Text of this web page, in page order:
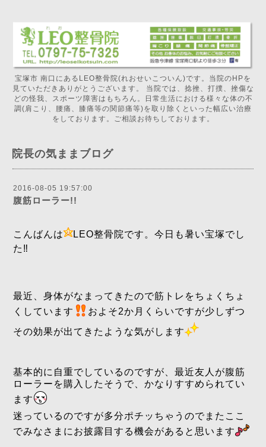
宝塚市 南口にあるLEO整骨院(れおせいこついん)です。当院のHPを
見ていただきありがとうございます。 当院では、捻挫、打撲、挫傷な
どの怪我、スポーツ障害はもちろん。日常生活における様々な体の不
調(肩こり、腰痛、膝痛等の関節痛等)を取り除くといった幅広い治療
をしております。ご相談お待ちしております。
院長の気ままブログ
2016-08-05 19:57:00
腹筋ローラー!!
こんばんは
LEO整骨院です。今日も暑い宝塚でし
た‼️
最近、身体がなまってきたので筋トレをちょくちょ
くしています
およそ2か月くらいですが少しずつ
その効果が出てきたような気がします
基本的に自重でしているのですが、最近友人が腹筋
ローラーを購入したそうで、かなりすすめられてい
ます
迷っているのですが多分ポチッちゃうのでまたここ
でみなさまにお披露目する機会があると思います